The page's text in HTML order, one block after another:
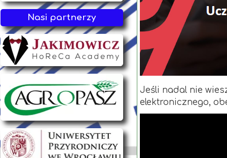
Jeśli nadal nie
elektronicznego,
Nasi partnerzy